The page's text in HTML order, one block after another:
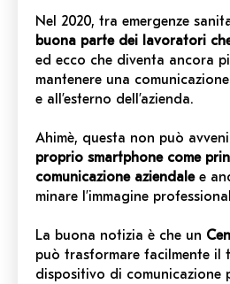
Nel 2020, tra emergenze
buona parte dei lavoratori
ed ecco che diventa ancora
mantenere una
e all’esterno dell’azienda.
Ahimè, questa non può
proprio smartphone come
comunicazione aziendalee
minare l’immagine
La buona notizia è che un
può trasformare facilmente il
dispositivo di comunicazione